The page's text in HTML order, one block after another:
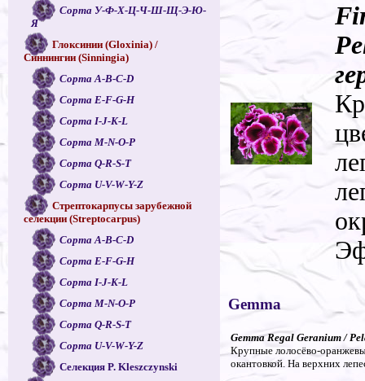
Сорта У-Ф-Х-Ц-Ч-Ш-Щ-Э-Ю-
Я
Глоксинии (Gloxinia) /
Синнингии (Sinningia)
Сорта A-B-C-D
Сорта E-F-G-H
Сорта I-J-K-L
Сорта M-N-O-P
Сорта Q-R-S-T
Сорта U-V-W-Y-Z
Стрептокарпусы зарубежной
селекции (Streptocarpus)
Сорта A-B-C-D
Сорта E-F-G-H
Сорта I-J-K-L
Сорта M-N-O-P
Сорта Q-R-S-T
Сорта U-V-W-Y-Z
Селекция P. Kleszczynski
Gemma
Gemma Regal Geranium /
Крупные лолосёво-
окантовкой. На верхних